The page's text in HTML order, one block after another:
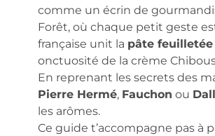
comme un écrin de
Forêt, où chaque petit geste
française unit la pâte feuilletée
onctuosité de la crème
En reprenant les secrets des
Pierre Hermé, Fauchon ou
les arômes.
Ce guide t’accompagne pas à